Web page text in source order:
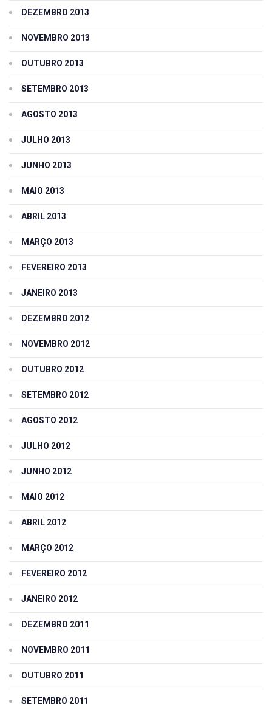
DEZEMBRO 2013
NOVEMBRO 2013
OUTUBRO 2013
SETEMBRO 2013
AGOSTO 2013
JULHO 2013
JUNHO 2013
MAIO 2013
ABRIL 2013
MARÇO 2013
FEVEREIRO 2013
JANEIRO 2013
DEZEMBRO 2012
NOVEMBRO 2012
OUTUBRO 2012
SETEMBRO 2012
AGOSTO 2012
JULHO 2012
JUNHO 2012
MAIO 2012
ABRIL 2012
MARÇO 2012
FEVEREIRO 2012
JANEIRO 2012
DEZEMBRO 2011
NOVEMBRO 2011
OUTUBRO 2011
SETEMBRO 2011